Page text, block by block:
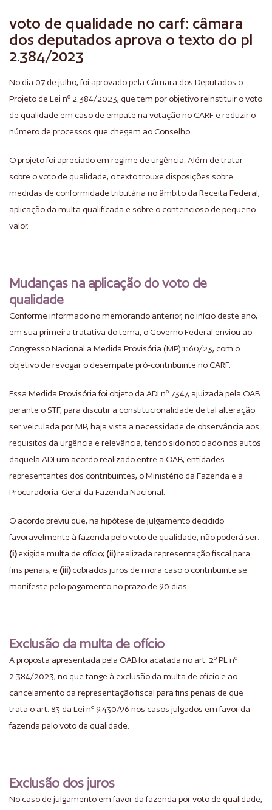
voto de qualidade no carf: câmara
dos deputados aprova o texto do pl
2.384/2023
No dia 07 de julho, foi aprovado pela Câmara dos Deputados o
Projeto de Lei nº 2.384/2023, que tem por objetivo reinstituir o voto
de qualidade em caso de empate na votação no CARF e reduzir o
número de processos que chegam ao Conselho.
O projeto foi apreciado em regime de urgência. Além de tratar
sobre o voto de qualidade, o texto trouxe disposições sobre
medidas de conformidade tributária no âmbito da Receita Federal,
aplicação da multa qualificada e sobre o contencioso de pequeno
valor.
Mudanças na aplicação do voto de
qualidade
Conforme informado nomemorando anterior, no início deste ano,
em sua primeira tratativa do tema, o Governo Federal enviou ao
Congresso Nacional a Medida Provisória (MP) 1.160/23, com o
objetivo de revogar o desempate pró-contribuinte no CARF.
Essa Medida Provisória foi objeto da ADI nº 7347, ajuizada pela OAB
perante o STF, para discutir a constitucionalidade de tal alteração
ser veiculada por MP, haja vista a necessidade de observância aos
requisitos da urgência e relevância, tendo sido noticiado nos autos
daquela ADI um acordo realizado entre a OAB, entidades
representantes dos contribuintes, o Ministério da Fazenda e a
Procuradoria-Geral da Fazenda Nacional.
O acordo previu que, na hipótese de julgamento decidido
favoravelmente à fazenda pelo voto de qualidade, não poderá ser:
(i)exigida multa de ofício; (ii)realizada representação fiscal para
fins penais; e (iii)cobrados juros de mora caso o contribuinte se
manifeste pelo pagamento no prazo de 90 dias.
Exclusão da multa de ofício
A proposta apresentada pela OAB foi acatada no art. 2º PL nº
2.384/2023, no que tange à exclusão da multa de ofício e ao
cancelamento da representação fiscal para fins penais de que
trata o art. 83 da Lei nº 9.430/96 nos casos julgados em favor da
fazenda pelo voto de qualidade.
Exclusão dos juros
No caso de julgamento em favor da fazenda por voto de qualidade,